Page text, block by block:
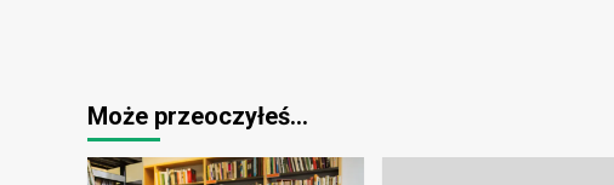
Może przeoczyłeś…